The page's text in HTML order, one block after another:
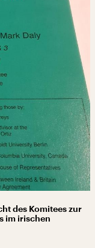
des Komitees zur
im irischen